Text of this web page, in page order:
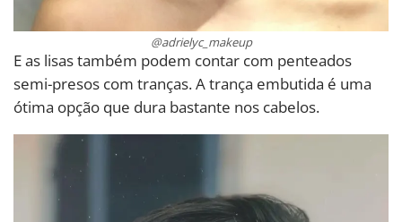
@adrielyc_makeup
E as lisas também podem contar com penteados
semi-presos com tranças. A trança embutida é uma
ótima opção que dura bastante nos cabelos.